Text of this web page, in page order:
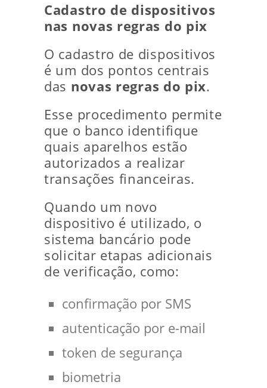
Cadastro de dispositivos
nas novas regras do pix
O cadastro de dispositivos
é um dos pontos centrais
das novas regras do pix.
Esse procedimento permite
que o banco identifique
quais aparelhos estão
autorizados a realizar
transações financeiras.
Quando um novo
dispositivo é utilizado, o
sistema bancário pode
solicitar etapas adicionais
de verificação, como:
confirmação por SMS
autenticação por e-mail
token de segurança
biometria